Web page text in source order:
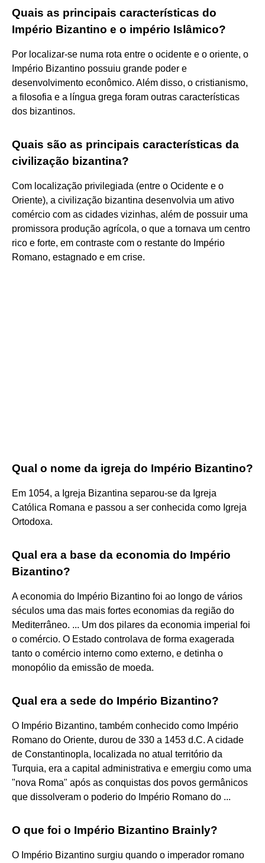
Quais as principais características do
Império Bizantino e o império Islâmico?
Por localizar-se numa rota entre o ocidente e o oriente, o
Império Bizantino possuiu grande poder e
desenvolvimento econômico. Além disso, o cristianismo,
a filosofia e a língua grega foram outras características
dos bizantinos.
Quais são as principais características da
civilização bizantina?
Com localização privilegiada (entre o Ocidente e o
Oriente), a civilização bizantina desenvolvia um ativo
comércio com as cidades vizinhas, além de possuir uma
promissora produção agrícola, o que a tornava um centro
rico e forte, em contraste com o restante do Império
Romano, estagnado e em crise.
Qual o nome da igreja do Império Bizantino?
Em 1054, a Igreja Bizantina separou-se da Igreja
Católica Romana e passou a ser conhecida como Igreja
Ortodoxa.
Qual era a base da economia do Império
Bizantino?
A economia do Império Bizantino foi ao longo de vários
séculos uma das mais fortes economias da região do
Mediterrâneo. ... Um dos pilares da economia imperial foi
o comércio. O Estado controlava de forma exagerada
tanto o comércio interno como externo, e detinha o
monopólio da emissão de moeda.
Qual era a sede do Império Bizantino?
O Império Bizantino, também conhecido como Império
Romano do Oriente, durou de 330 a 1453 d.C. A cidade
de Constantinopla, localizada no atual território da
Turquia, era a capital administrativa e emergiu como uma
"nova Roma" após as conquistas dos povos germânicos
que dissolveram o poderio do Império Romano do ...
O que foi o Império Bizantino Brainly?
O Império Bizantino surgiu quando o imperador romano